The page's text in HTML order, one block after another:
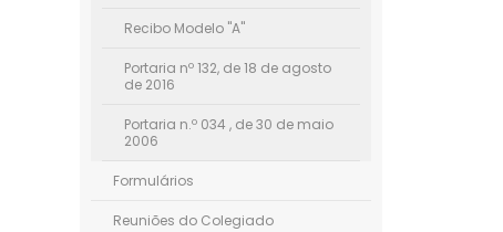
Recibo Modelo "A"
Portaria nº 132, de 18 de agosto
de 2016
Portaria n.º 034 , de 30 de maio
2006
Formulários
Reuniões do Colegiado